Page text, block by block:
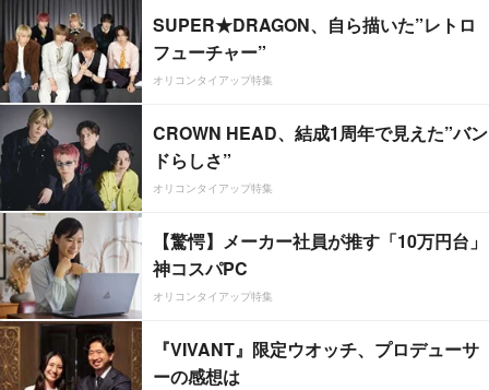
SUPER★DRAGON、自ら描いた”レトロ
フューチャー”
オリコンタイアップ特集
CROWN HEAD、結成1周年で見えた”バン
ドらしさ”
オリコンタイアップ特集
【驚愕】メーカー社員が推す「10万円台」
神コスパPC
オリコンタイアップ特集
『VIVANT』限定ウオッチ、プロデューサ
ーの感想は